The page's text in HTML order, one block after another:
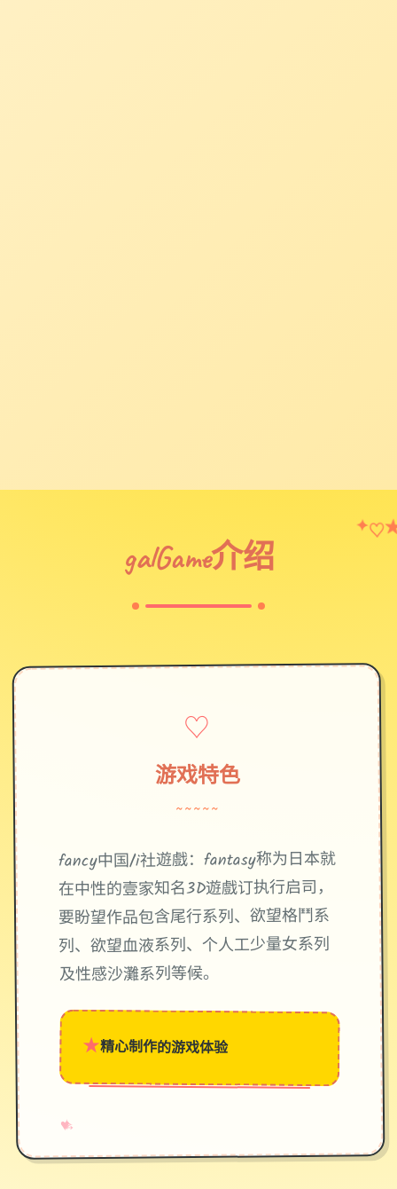
galGame介绍
✦♡
♡
游戏特色
~~~~~
fancy中国/i社遊戲：fantasy称为日本就
在中性的壹家知名3D遊戲订执行启司，
要盼望作品包含尾行系列、欲望格鬥系
列、欲望血液系列、个人工少量女系列
及性感沙灘系列等候。
★精心制作的游戏体验
♥
✧
→